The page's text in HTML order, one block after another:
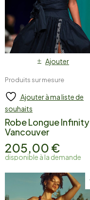
Ajouter
Produits sur mesure
Ajouter à ma liste de
souhaits
Robe Longue Infinity
Vancouver
205,00 €
disponible à la demande